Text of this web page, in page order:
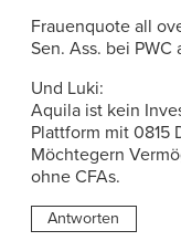
Frauenquote all
Sen. Ass. bei PWC
Und Luki:
Aquila ist kein
Plattform mit 0815
Möchtegern
ohne CFAs.
Antworten